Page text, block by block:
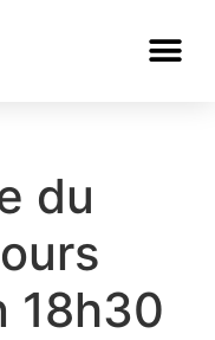
du
18h30